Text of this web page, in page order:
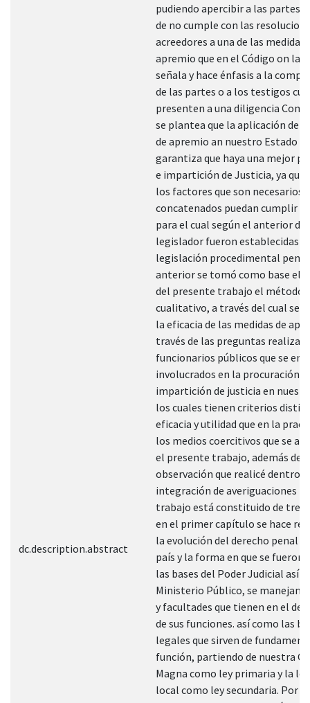
dc.description.abstract
pudiendo apercibir a las partes
de no cumple con las
acreedores a una de las medidas
apremio que en el Código on la
señala y hace énfasis a la
de las partes o a los testigos
presenten a una diligencia
se plantea que la aplicación de
de apremio an nuestro Estado
garantiza que haya una mejor
e impartición de Justicia, ya que
los factores que son necesarios,
concatenados puedan cumplir
para el cual según el anterior del
legislador fueron establecidas
legislación procedimental
anterior se tomó como base el
del presente trabajo el método
cualitativo, a través del cual se
la eficacia de las medidas de
través de las preguntas
funcionarios públicos que se
involucrados en la procuración e
impartición de justicia en
los cuales tienen criterios
eficacia y utilidad que en la
los medios coercitivos que se
el presente trabajo, además de
observación que realicé dentro
integración de averiguaciones
trabajo está constituido de tres
en el primer capítulo se hace
la evolución del derecho penal
país y la forma en que se fueron
las bases del Poder Judicial así
Ministerio Público, se manejan
y facultades que tienen en el
de sus funciones. así como las
legales que sirven de
función, partiendo de nuestra
Magna como ley primaria y la
local como ley secundaria. Por